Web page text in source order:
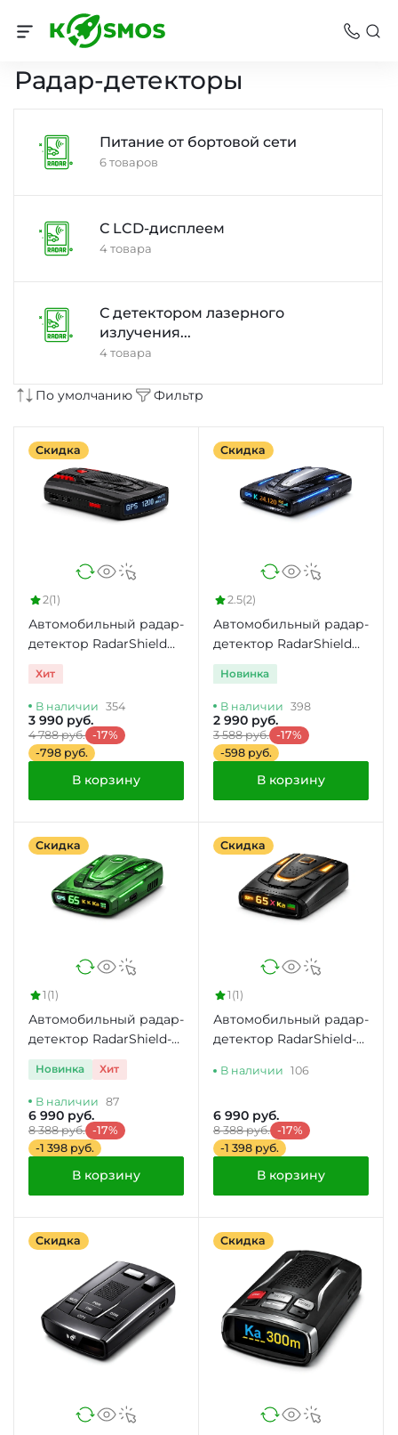
Автотехника
Радар-детекторы
Питание от бортовой сети
6 товаров
С LCD-дисплеем
4 товара
С детектором лазерного
излучения...
4 товара
По умолчанию Фильтр
Скидка
2(1)
Автомобильный радар-
детектор RadarShield
GPS4200CT
Хит
В наличии 354
3 990 руб.
4 788 руб. -17%
-798 руб.
В корзину
Скидка
2.5(2)
Автомобильный радар-
детектор RadarShield
RD-200 GPS
Новинка
В наличии 398
2 990 руб.
3 588 руб. -17%
-598 руб.
В корзину
Скидка
1 (1)
Автомобильный радар-
детектор RadarShield-
5050 с GPS
Новинка Хит
В наличии 87
6 990 руб.
8 388 руб. -17%
-1 398 руб.
В корзину
Скидка
1 (1)
Автомобильный радар-
детектор RadarShield-
В наличии 106
6 990 руб.
8 388 руб. -17%
-1 398 руб.
В корзину
Скидка Скидка